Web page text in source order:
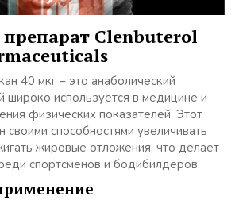
препарат Clenbuterol
40 мкг – это анаболический
широко используется в медицине и
физических показателей. Этот
своими способностями увеличивать
жировые отложения, что делает
спортсменов и бодибилдеров.